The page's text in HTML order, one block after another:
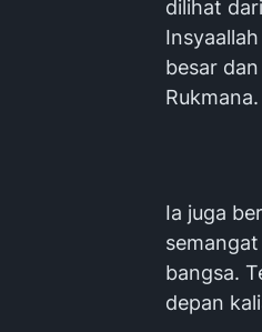
dilihat
besar
Rukmana.
Ia juga
bangsa.
depan